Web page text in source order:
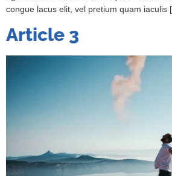
congue lacus elit, vel pretium quam iaculis
Article 3